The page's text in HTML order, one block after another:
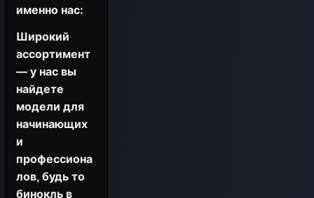
именно нас:
Широкий
ассортимент
— у нас вы
найдете
модели для
начинающих
и
профессиона
лов, будь то
бинокль в